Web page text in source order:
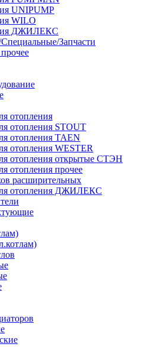
UNIPUMP
WILO
ДЖИЛЕКС
Запчасти
отопления
отопления STOUT
отопления TAEN
отопления WESTER
отопления открытые СТЭН
отопления прочее
расширительных
отопления ДЖИЛЕКС